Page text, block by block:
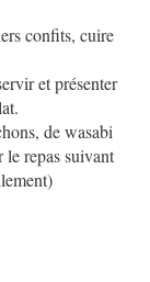
confits, cuire
et présenter
de wasabi
repas suivant